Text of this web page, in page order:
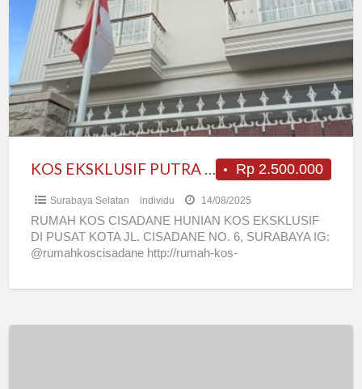
PUTRA
PUTRI
PASUTRI
EKSEKUTIF
FULL
AC
AREA
DARMO
PUSAT
Rp 2.500.000
KOS EKSKLUSIF PUTRA PUTRI PASUTRI EKSEKUTIF FULL AC AREA DARMO SURABAYA PUSAT
Surabaya Selatan individu 14/08/2025
RUMAH KOS CISADANE HUNIAN KOS EKSKLUSIF
DI PUSAT KOTA JL. CISADANE NO. 6, SURABAYA IG:
@rumahkoscisadane http://rumah-kos-